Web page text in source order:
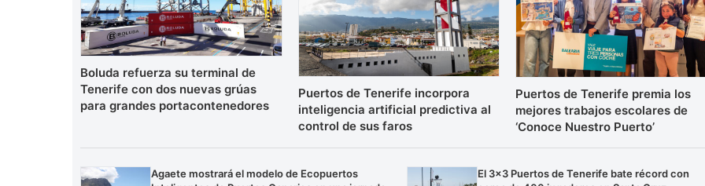
Boluda refuerza su terminal de
Tenerife con dos nuevas grúas
para grandes portacontenedores
Puertos de Tenerife incorpora
inteligencia artificial predictiva al
control de sus faros
Puertos de Tenerife premia los
mejores trabajos escolares de
‘Conoce Nuestro Puerto’
Agaete mostrará el modelo de Ecopuertos
El 3×3 Puertos de Tenerife bate récord con